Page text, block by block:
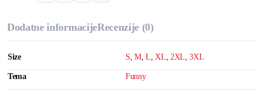
Dodatne informacijeRecenzije (0)
Size S,M,L,XL, 2XL,3XL
Tema Funny